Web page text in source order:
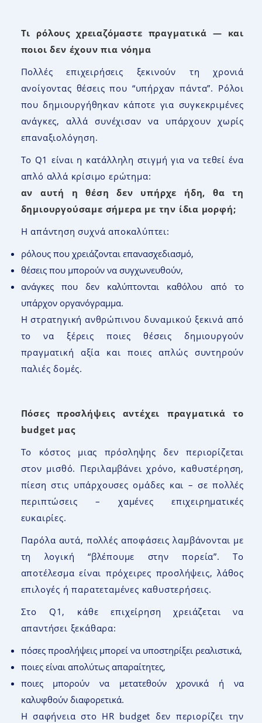
Τι ρόλους χρειαζόμαστε πραγματικά — και
ποιοι δεν έχουν πια νόημα
Πολλές επιχειρήσεις ξεκινούν τη χρονιά
ανοίγοντας θέσεις που “υπήρχαν πάντα”. Ρόλοι
που δημιουργήθηκαν κάποτε για συγκεκριμένες
ανάγκες, αλλά συνέχισαν να υπάρχουν χωρίς
επαναξιολόγηση.
Το Q1 είναι η κατάλληλη στιγμή για να τεθεί ένα
απλό αλλά κρίσιμο ερώτημα:
αν αυτή η θέση δεν υπήρχε ήδη, θα τη
δημιουργούσαμε σήμερα με την ίδια μορφή;
Η απάντηση συχνά αποκαλύπτει:
ρόλους που χρειάζονται επανασχεδιασμό,
θέσεις που μπορούν να συγχωνευθούν,
ανάγκες που δεν καλύπτονται καθόλου από το
υπάρχον οργανόγραμμα.
Η στρατηγική ανθρώπινου δυναμικού ξεκινά από
το να ξέρεις ποιες θέσεις δημιουργούν
πραγματική αξία και ποιες απλώς συντηρούν
παλιές δομές.
Πόσες προσλήψεις αντέχει πραγματικά το
budget μας
Το κόστος μιας πρόσληψης δεν περιορίζεται
στον μισθό. Περιλαμβάνει χρόνο, καθυστέρηση,
πίεση στις υπάρχουσες ομάδες και – σε πολλές
περιπτώσεις – χαμένες επιχειρηματικές
ευκαιρίες.
Παρόλα αυτά, πολλές αποφάσεις λαμβάνονται με
τη λογική “βλέπουμε στην πορεία”. Το
αποτέλεσμα είναι πρόχειρες προσλήψεις, λάθος
επιλογές ή παρατεταμένες καθυστερήσεις.
Στο Q1, κάθε επιχείρηση χρειάζεται να
απαντήσει ξεκάθαρα:
πόσες προσλήψεις μπορεί να υποστηρίξει ρεαλιστικά,
ποιες είναι απολύτως απαραίτητες,
ποιες μπορούν να μετατεθούν χρονικά ή να
καλυφθούν διαφορετικά.
Η σαφήνεια στο HR budget δεν περιορίζει την